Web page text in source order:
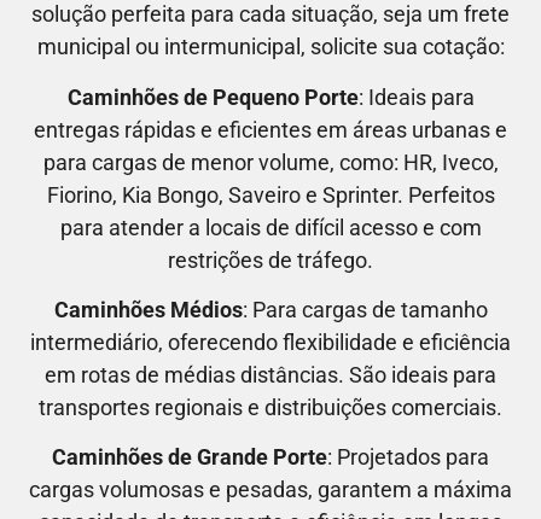
solução perfeita para cada situação, seja um frete
municipal ou intermunicipal, solicite sua cotação:
Caminhões de Pequeno Porte: Ideais para
entregas rápidas e eficientes em áreas urbanas e
para cargas de menor volume, como: HR, Iveco,
Fiorino, Kia Bongo, Saveiro e Sprinter. Perfeitos
para atender a locais de difícil acesso e com
restrições de tráfego.
Caminhões Médios: Para cargas de tamanho
intermediário, oferecendo flexibilidade e eficiência
em rotas de médias distâncias. São ideais para
transportes regionais e distribuições comerciais.
Caminhões de Grande Porte: Projetados para
cargas volumosas e pesadas, garantem a máxima